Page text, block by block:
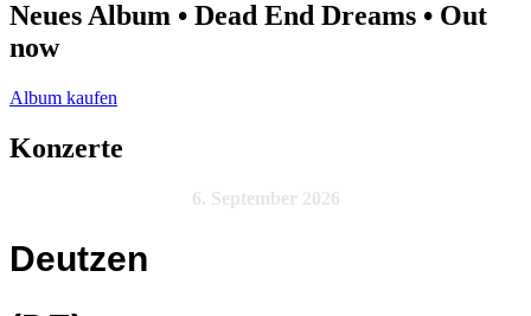
Neues Album • Dead End Dreams • Out
now
Album kaufen
Konzerte
6. September 2026
Deutzen